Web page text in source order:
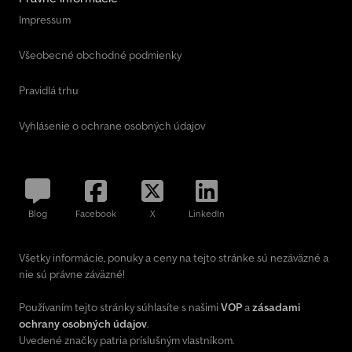
Impressum
Všeobecné obchodné podmienky
Pravidlá trhu
Vyhlásenie o ochrane osobných údajov
Blog Facebook X LinkedIn
Všetky informácie, ponuky a ceny na tejto stránke sú nezáväzné a
nie sú právne záväzné!
Používaním tejto stránky súhlasíte s našimi VOPazásadami
ochrany osobných údajov.
Uvedené značky patria príslušným vlastníkom.